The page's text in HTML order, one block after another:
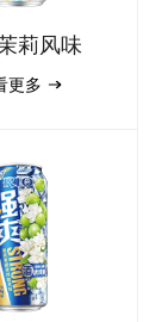
莉风味
更多